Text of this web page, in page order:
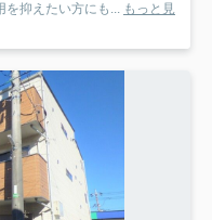
を抑えたい方にも... もっと見